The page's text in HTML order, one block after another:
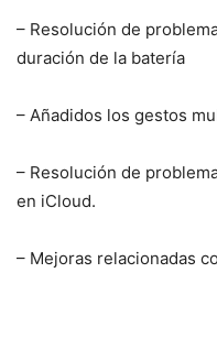
– Resolución de
duración de la batería
– Añadidos los gestos
– Resolución de
en iCloud.
– Mejoras relacionadas